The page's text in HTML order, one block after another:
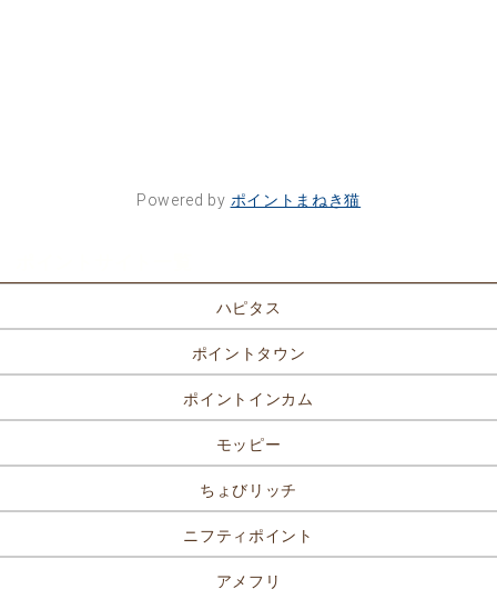
Powered by ポイントまねき猫
ハピタス
ポイントタウン
ポイントインカム
モッピー
ちょびリッチ
ニフティポイント
アメフリ